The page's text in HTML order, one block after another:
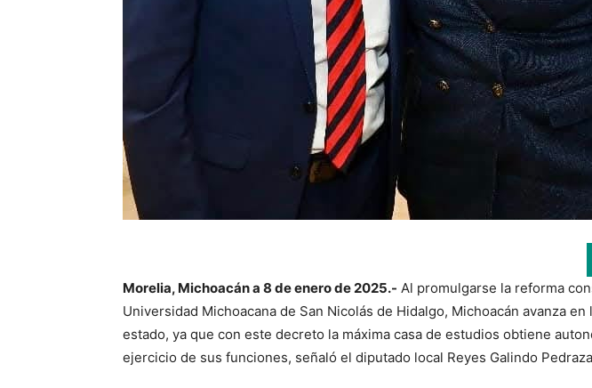
Morelia, Michoacán a 8 de enero de 2025.- Al promulgarse la reforma
Universidad Michoacana de San Nicolás de Hidalgo, Michoacán avanza
estado, ya que con este decreto la máxima casa de estudios obtiene
ejercicio de sus funciones, señaló el diputado local Reyes Galindo